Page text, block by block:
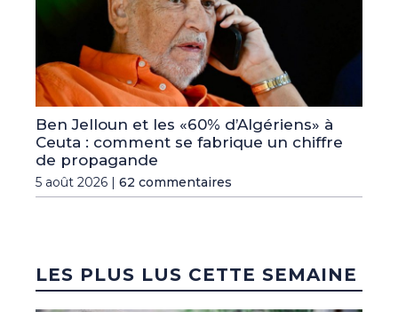
Ben Jelloun et les «60% d’Algériens» à
Ceuta : comment se fabrique un chiffre
de propagande
5 août 2026 | 62 commentaires
LES PLUS LUS CETTE SEMAINE